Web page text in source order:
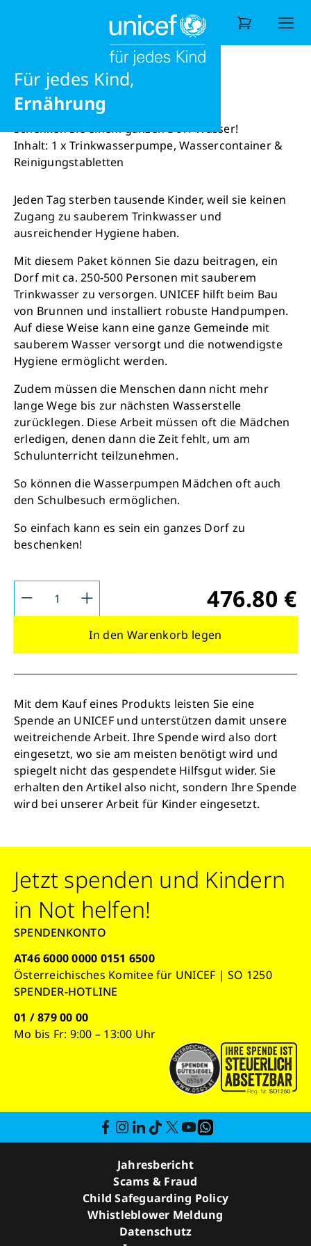
Für jedes Kind,
Möglichkeiten
Ausbildung
Liebe
Ernährung
Wonach suchen Sie?
Wasser für 1 Dorf
Wasser für 1 Dorf
Schenken Sie einem ganzen Dorf Wasser!
Inhalt: 1 x Trinkwasserpumpe, Wassercontainer &
Reinigungstabletten
Jeden Tag sterben tausende Kinder, weil sie keinen
Zugang zu sauberem Trinkwasser und
ausreichender Hygiene haben.
Mit diesem Paket können Sie dazu beitragen, ein
Dorf mit ca. 250-500 Personen mit sauberem
Trinkwasser zu versorgen. UNICEF hilft beim Bau
von Brunnen und installiert robuste Handpumpen.
Auf diese Weise kann eine ganze Gemeinde mit
sauberem Wasser versorgt und die notwendigste
Hygiene ermöglicht werden.
Zudem müssen die Menschen dann nicht mehr
lange Wege bis zur nächsten Wasserstelle
zurücklegen. Diese Arbeit müssen oft die Mädchen
erledigen, denen dann die Zeit fehlt, um am
Schulunterricht teilzunehmen.
So können die Wasserpumpen Mädchen oft auch
den Schulbesuch ermöglichen.
So einfach kann es sein ein ganzes Dorf zu
beschenken!
476.80 €
In den Warenkorb legen
Mit dem Kauf eines Produkts leisten Sie eine
Spende an UNICEF und unterstützen damit unsere
weitreichende Arbeit. Ihre Spende wird also dort
eingesetzt, wo sie am meisten benötigt wird und
spiegelt nicht das gespendete Hilfsgut wider. Sie
erhalten den Artikel also nicht, sondern Ihre Spende
wird bei unserer Arbeit für Kinder eingesetzt.
Retten Sie noch heute Leben
Schon 50 Cent am Tag können Großes
Krankheit, mehr Kindheit, bessere Zukunft.
Jetzt Leben retten
Jetzt spenden und Kindern
in Not helfen!
SPENDENKONTO
AT46 6000 0000 0151 6500
Österreichisches Komitee für UNICEF | SO 1250
SPENDER-HOTLINE
01 / 879 00 00
Mo bis Fr: 9:00 – 13:00 Uhr
Jahresbericht
Scams & Fraud
Child Safeguarding Policy
Whistleblower Meldung
Datenschutz